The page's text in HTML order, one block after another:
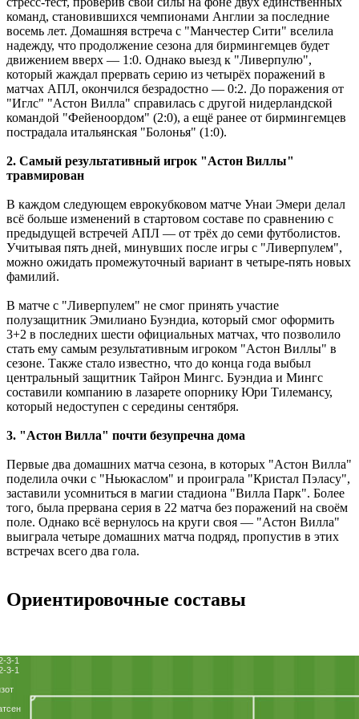
команд, становившихся чемпионами Англии за последние
восемь лет. Домашняя встреча с "Манчестер Сити" вселила
надежду, что продолжение сезона для бирмингемцев будет
движением вверх — 1:0. Однако выезд к "Ливерпулю",
который жаждал прервать серию из четырёх поражений в
матчах АПЛ, окончился безрадостно — 0:2. До поражения от
"Иглс" "Астон Вилла" справилась с другой нидерландской
командой "Фейеноордом" (2:0), а ещё ранее от бирмингемцев
пострадала итальянская "Болонья" (1:0).
2. Самый результативный игрок "Астон Виллы"
травмирован
В каждом следующем еврокубковом матче Унаи Эмери делал
всё больше изменений в стартовом составе по сравнению с
предыдущей встречей АПЛ — от трёх до семи футболистов.
Учитывая пять дней, минувших после игры с "Ливерпулем",
можно ожидать промежуточный вариант в четыре-пять новых
фамилий.
В матче с "Ливерпулем" не смог принять участие
полузащитник Эмилиано Буэндиа, который смог оформить
3+2 в последних шести официальных матчах, что позволило
стать ему самым результативным игроком "Астон Виллы" в
сезоне. Также стало известно, что до конца года выбыл
центральный защитник Тайрон Мингс. Буэндиа и Мингс
составили компанию в лазарете опорнику Юри Тилемансу,
который недоступен с середины сентября.
3. "Астон Вилла" почти безупречна дома
Первые два домашних матча сезона, в которых "Астон Вилла"
поделила очки с "Ньюкаслом" и проиграла "Кристал Пэласу",
заставили усомниться в магии стадиона "Вилла Парк". Более
того, была прервана серия в 22 матча без поражений на своём
поле. Однако всё вернулось на круги своя — "Астон Вилла"
выиграла четыре домашних матча подряд, пропустив в этих
встречах всего два гола.
Ориентировочные составы
3-1
3-1